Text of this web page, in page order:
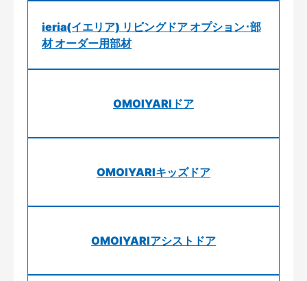
ieria(イエリア) リビングドア オプション･部
材 オーダー用部材
OMOIYARIドア
OMOIYARIキッズドア
OMOIYARIアシストドア